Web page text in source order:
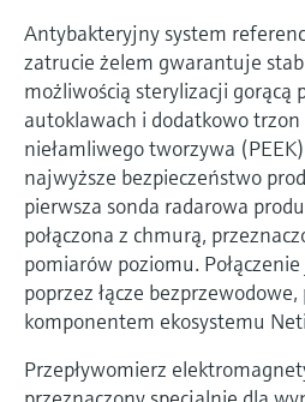
Antybakteryjny system
zatrucie żelem gwarantuje
możliwością sterylizacji gorącą
autoklawach i dodatkowo
niełamliwego tworzywa
najwyższe bezpieczeństwo
pierwsza sonda radarowa
połączona z chmurą,
pomiarów poziomu.
poprzez łącze
komponentem ekosystemu
Przepływomierz